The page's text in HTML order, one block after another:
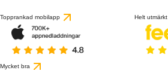
Topprankad mobilapp Helt utmärkt
Mycket bra